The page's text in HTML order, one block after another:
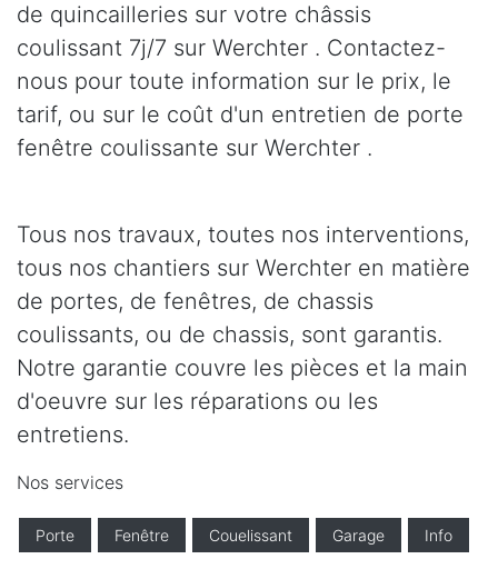
de quincailleries sur votre châssis
coulissant 7j/7 sur Werchter . Contactez-
nous pour toute information sur le prix, le
tarif, ou sur le coût d'un entretien de porte
fenêtre coulissante sur Werchter .
Tous nos travaux, toutes nos interventions,
tous nos chantiers sur Werchter en matière
de portes, de fenêtres, de chassis
coulissants, ou de chassis, sont garantis.
Notre garantie couvre les pièces et la main
d'oeuvre sur les réparations ou les
entretiens.
Nos services
Porte Fenêtre Couelissant Garage Info